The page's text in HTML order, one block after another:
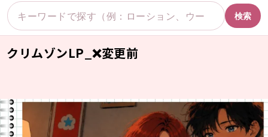
検索
クリムゾンLP_❌変更前